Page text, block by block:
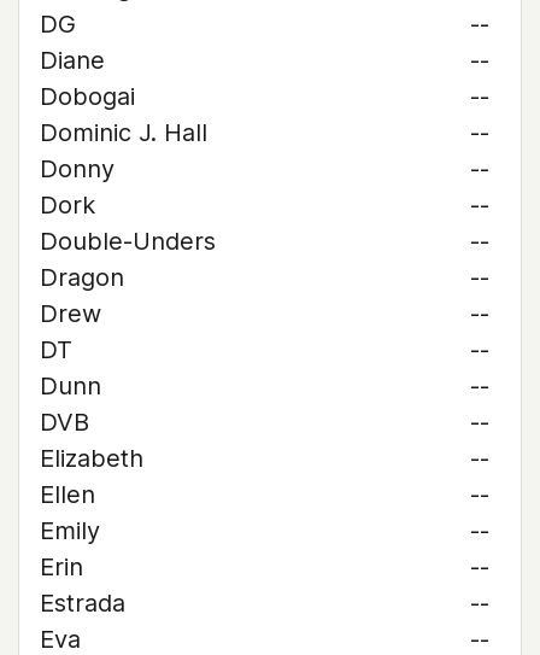
DG
--
Diane
--
Dobogai
--
Dominic J. Hall
--
Donny
--
Dork
--
Double-Unders
--
Dragon
--
Drew
--
DT
--
Dunn
--
DVB
--
Elizabeth
--
Ellen
--
Emily
--
Erin
--
Estrada
--
Eva
--